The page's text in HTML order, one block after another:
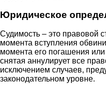
Юридическое
Судимость – это правовой
момента вступления
момента его погашения
снятая аннулирует все
исключением случаев,
законодательном уровне.